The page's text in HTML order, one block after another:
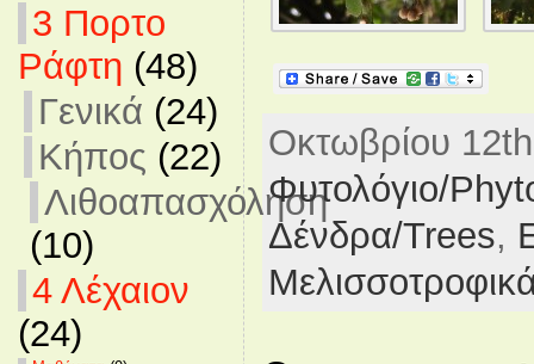
3 Πορτο
Ράφτη (48)
Γενικά (24)
Κήπος (22)
Λιθοαπασχόληση
(10)
4 Λέχαιον
(24)
Οκτωβρίου
Φυτολόγιο/
Δένδρα/Trees,